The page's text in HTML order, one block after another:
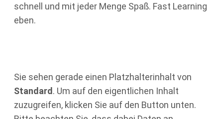
schnell und mit jeder Menge Spaß. Fast Learning
eben.
Sie sehen gerade einen Platzhalterinhalt von
Standard. Um auf den eigentlichen Inhalt
zuzugreifen, klicken Sie auf den Button unten.